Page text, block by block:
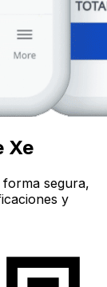
Xe
segura,
y